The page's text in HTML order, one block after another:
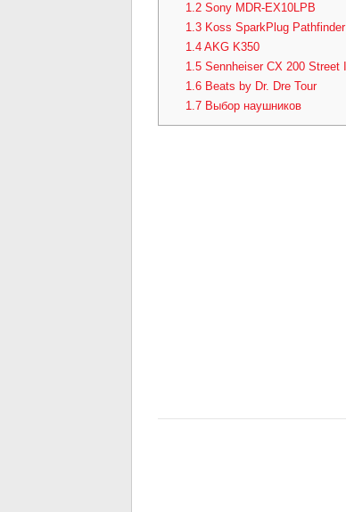
1.2Sony MDR-EX10LPB
1.3Koss SparkPlug Pathfinder
1.4AKG K350
1.5Sennheiser CX 200 Street II
1.6Beats by Dr. Dre Tour
1.7Выбор наушников